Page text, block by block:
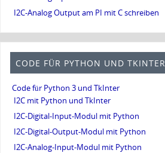
I2C-Analog Output am PI mit C schreiben
CODE FÜR PYTHON UND TKINTER
Code für Python 3 und TkInter
I2C mit Python und TkInter
I2C-Digital-Input-Modul mit Python
I2C-Digital-Output-Modul mit Python
I2C-Analog-Input-Modul mit Python